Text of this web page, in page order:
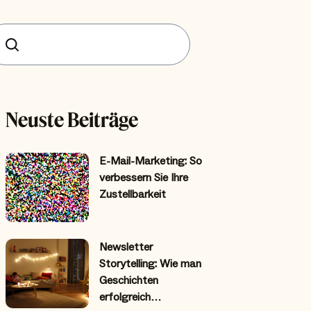
Neuste Beiträge
E-Mail-Marketing: So
verbessern Sie Ihre
Zustellbarkeit
Newsletter
Storytelling: Wie man
Geschichten
erfolgreich…